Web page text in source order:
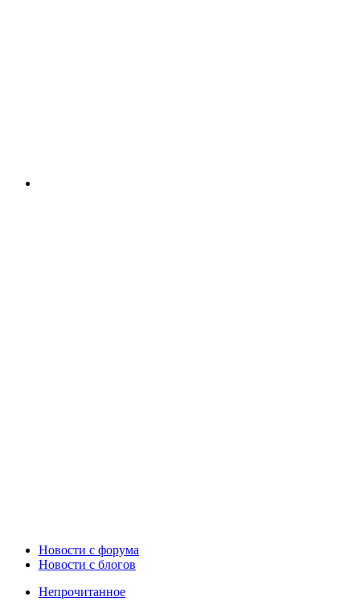
Новости c форума
Новости с блогов
Непрочитанное